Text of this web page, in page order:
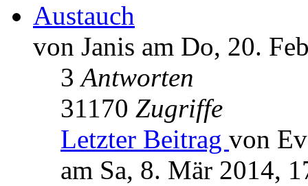
Austauch
von Janis am Do, 20.
3Antworten
31170 Zugriffe
Letzter Beitrag von
am Sa, 8. Mär 2014,